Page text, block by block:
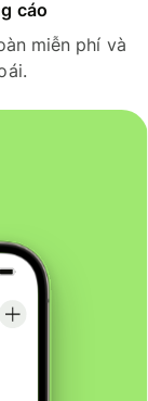
cáo
miễn phí và